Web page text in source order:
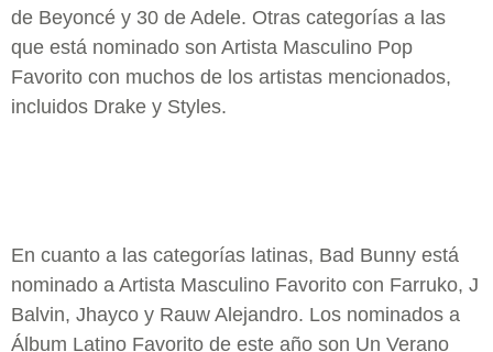
de Beyoncé y 30 de Adele. Otras categorías a las
que está nominado son Artista Masculino Pop
Favorito con muchos de los artistas mencionados,
incluidos Drake y Styles.
En cuanto a las categorías latinas, Bad Bunny está
nominado a Artista Masculino Favorito con Farruko, J
Balvin, Jhayco y Rauw Alejandro. Los nominados a
Álbum Latino Favorito de este año son Un Verano